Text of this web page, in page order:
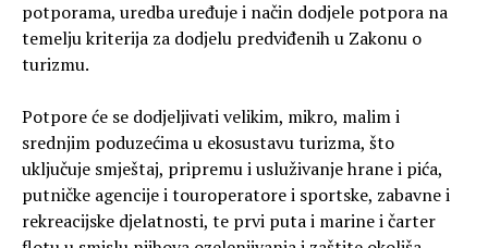
potporama, uredba uređuje i način dodjele potpora na
temelju kriterija za dodjelu predviđenih u Zakonu o
turizmu.
Potpore će se dodjeljivati velikim, mikro, malim i
srednjim poduzećima u ekosustavu turizma, što
uključuje smještaj, pripremu i usluživanje hrane i pića,
putničke agencije i touroperatore i sportske, zabavne i
rekreacijske djelatnosti, te prvi puta i marine i čarter